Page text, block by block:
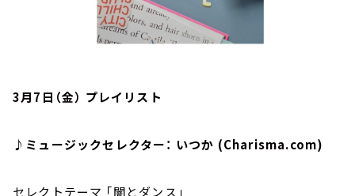
3月7日（金） プレイリスト
♪ミュージックセレクター： いつか (Charisma.com)
セレクトテーマ ｢闇とダンス｣